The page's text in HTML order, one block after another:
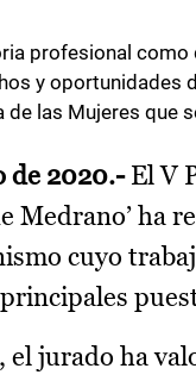
profesional
y oportunidades
las Mujeres que
de 2020.-El V
Medrano’ ha
cuyo
el jurado ha